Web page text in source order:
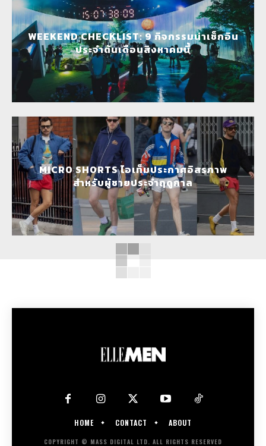
WEEKEND CHECKLIST: 9 กิจกรรมน่าเช็กอิน
ประจำต้นเดือนสิงหาคมนี้
MICRO SHORTS ไอเท็มประกาศอิสรภาพ
สำหรับผู้ชายประจำฤดูกาล
HOME CONTACT ABOUT
COPYRIGHT © MASS DIGITAL LTD. ALL RIGHTS RESERVED